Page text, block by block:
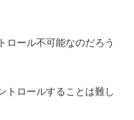
ロール不可能なのだろう
トロールすることは難し